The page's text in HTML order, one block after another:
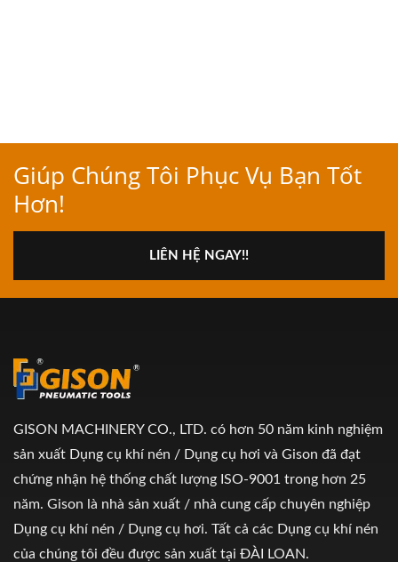
Giúp Chúng Tôi Phục Vụ Bạn Tốt
Hơn!
LIÊN HỆ NGAY!!
GISON MACHINERY CO., LTD. có hơn 50 năm kinh nghiệm
sản xuất Dụng cụ khí nén / Dụng cụ hơi và Gison đã đạt
chứng nhận hệ thống chất lượng ISO-9001 trong hơn 25
năm. Gison là nhà sản xuất / nhà cung cấp chuyên nghiệp
Dụng cụ khí nén / Dụng cụ hơi. Tất cả các Dụng cụ khí nén
của chúng tôi đều được sản xuất tại ĐÀI LOAN.